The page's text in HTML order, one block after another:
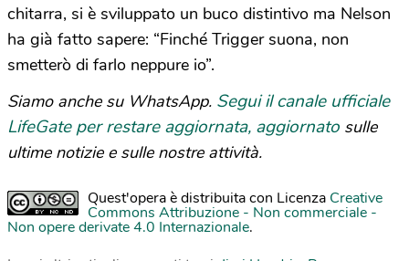
chitarra, si è sviluppato un buco distintivo ma Nelson
ha già fatto sapere: “Finché Trigger suona, non
smetterò di farlo neppure io”.
Siamo anche su WhatsApp. Segui il canale ufficiale
LifeGate per restare aggiornata, aggiornato sulle
ultime notizie e sulle nostre attività.
Quest'opera è distribuita con Licenza Creative
Commons Attribuzione - Non commerciale -
Non opere derivate 4.0 Internazionale.